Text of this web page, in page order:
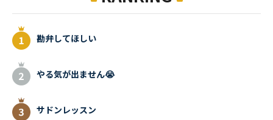
勘弁してほしい
やる気が出ません😭
サドンレッスン